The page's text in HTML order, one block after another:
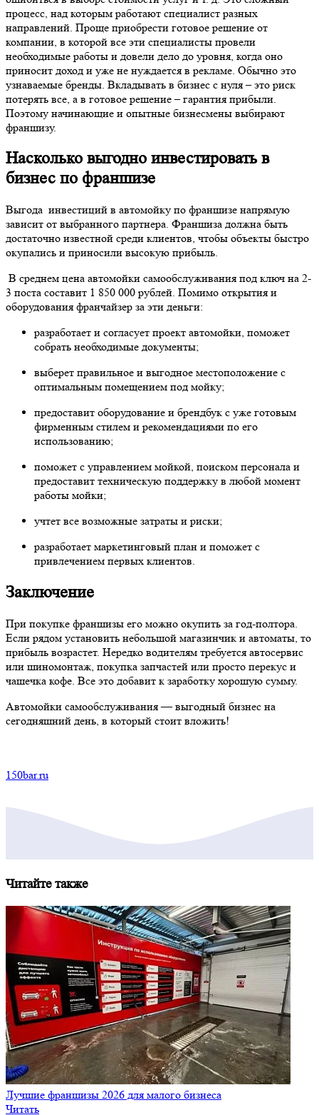
процесс, над которым работают специалист разных
направлений. Проще приобрести готовое решение от
компании, в которой все эти специалисты провели
необходимые работы и довели дело до уровня, когда оно
приносит доход и уже не нуждается в рекламе. Обычно это
узнаваемые бренды. Вкладывать в бизнес с нуля – это риск
потерять все, а в готовое решение – гарантия прибыли.
Поэтому начинающие и опытные бизнесмены выбирают
франшизу.
Насколько выгодно инвестировать в
бизнес по франшизе
Выгода инвестиций в автомойку по франшизе напрямую
зависит от выбранного партнера. Франшиза должна быть
достаточно известной среди клиентов, чтобы объекты быстро
окупались и приносили высокую прибыль.
В среднем цена автомойки самообслуживания под ключ на 2-
3 поста составит 1 850 000 рублей. Помимо открытия и
оборудования франчайзер за эти деньги:
разработает и согласует проект автомойки, поможет
собрать необходимые документы;
выберет правильное и выгодное местоположение с
оптимальным помещением под мойку;
предоставит оборудование и брендбук с уже готовым
фирменным стилем и рекомендациями по его
использованию;
поможет с управлением мойкой, поиском персонала и
предоставит техническую поддержку в любой момент
работы мойки;
учтет все возможные затраты и риски;
разработает маркетинговый план и поможет с
привлечением первых клиентов.
Заключение
При покупке франшизы его можно окупить за год-полтора.
Если рядом установить небольшой магазинчик и автоматы, то
прибыль возрастет. Нередко водителям требуется автосервис
или шиномонтаж, покупка запчастей или просто перекус и
чашечка кофе. Все это добавит к заработку хорошую сумму.
Автомойки самообслуживания — выгодный бизнес на
сегодняшний день, в который стоит вложить!
150bar.ru
Читайте также
Лучшие франшизы 2026 для малого бизнеса
Читать